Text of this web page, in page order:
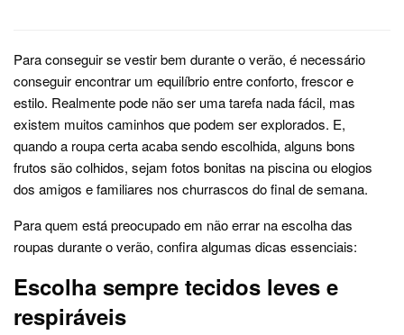
Para conseguir se vestir bem durante o verão, é necessário
conseguir encontrar um equilíbrio entre conforto, frescor e
estilo. Realmente pode não ser uma tarefa nada fácil, mas
existem muitos caminhos que podem ser explorados. E,
quando a roupa certa acaba sendo escolhida, alguns bons
frutos são colhidos, sejam fotos bonitas na piscina ou elogios
dos amigos e familiares nos churrascos do final de semana.
Para quem está preocupado em não errar na escolha das
roupas durante o verão, confira algumas dicas essenciais:
Escolha sempre tecidos leves e
respiráveis